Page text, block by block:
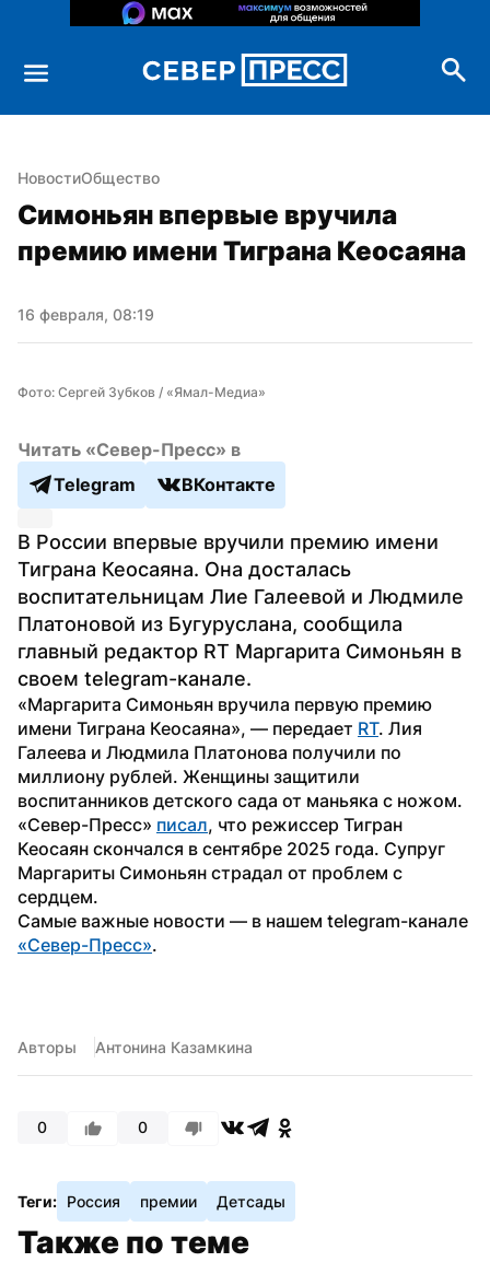
НовостиОбщество
Симоньян впервые вручила
премию имени Тиграна Кеосаяна
16 февраля, 08:19
Фото: Сергей Зубков / «Ямал-Медиа»
Читать «Север-Пресс» в
Telegram
ВКонтакте
В России впервые вручили премию имени
Тиграна Кеосаяна. Она досталась
воспитательницам Лие Галеевой и Людмиле
Платоновой из Бугуруслана, сообщила
главный редактор RT Маргарита Симоньян в
своем telegram-канале.
«Маргарита Симоньян вручила первую премию
имени Тиграна Кеосаяна», — передает RT. Лия
Галеева и Людмила Платонова получили по
миллиону рублей. Женщины защитили
воспитанников детского сада от маньяка с ножом.
«Север-Пресс» писал, что режиссер Тигран
Кеосаян скончался в сентябре 2025 года. Супруг
Маргариты Симоньян страдал от проблем с
сердцем.
«Север-Пресс».
Авторы Антонина Казамкина
0 0
Теги: Россия премии Детсады
Также по теме